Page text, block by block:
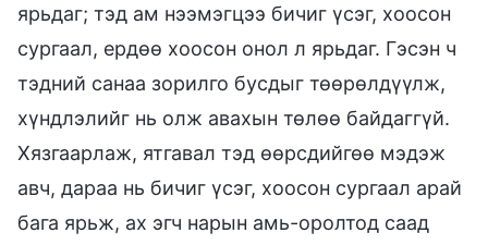
ярьдаг; тэд ам нээмэгцээ бичиг үсэг, хоосон
сургаал, ердөө хоосон онол л ярьдаг. Гэсэн ч
тэдний санаа зорилго бусдыг төөрөлдүүлж,
хүндлэлийг нь олж авахын төлөө байдаггүй.
Хязгаарлаж, ятгавал тэд өөрсдийгөө мэдэж
авч, дараа нь бичиг үсэг, хоосон сургаал арай
бага ярьж, ах эгч нарын амь-оролтод саад